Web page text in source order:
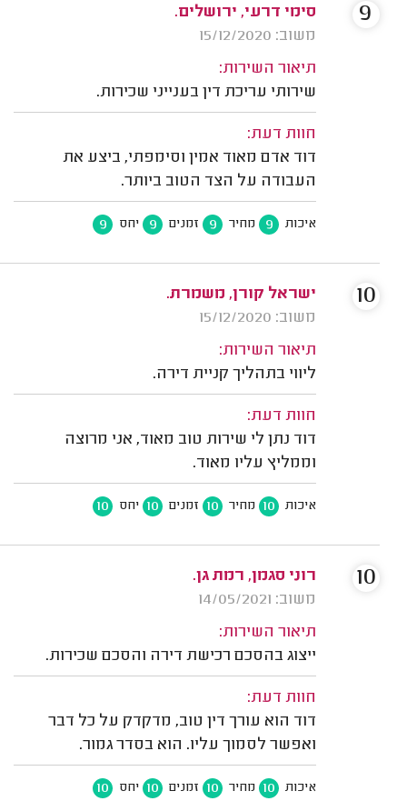
סימי דרעי, ירושלים.
משוב: 15/12/2020
תיאור השירות:
שירותי עריכת דין בענייני שכירות.
חוות דעת:
דוד אדם מאוד אמין וסימפתי, ביצע את
העבודה על הצד הטוב ביותר.
איכות 9 מחיר 9 זמנים 9 יחס 9
9
ישראל קורן, משמרת.
משוב: 15/12/2020
תיאור השירות:
ליווי בתהליך קניית דירה.
חוות דעת:
דוד נתן לי שירות טוב מאוד, אני מרוצה
וממליץ עליו מאוד.
איכות 10 מחיר 10 זמנים 10 יחס 10
10
רוני סגמן, רמת גן.
משוב: 14/05/2021
תיאור השירות:
ייצוג בהסכם רכישת דירה והסכם שכירות.
חוות דעת:
דוד הוא עורך דין טוב, מדקדק על כל דבר
ואפשר לסמוך עליו. הוא בסדר גמור.
איכות 10 מחיר 10 זמנים 10 יחס 10
10